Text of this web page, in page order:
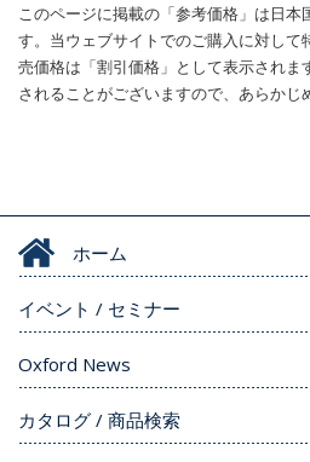
このページに掲載の「参考価格」は日
す。当ウェブサイトでのご購入に対して
売価格は「割引価格」として表示されま
されることがございますので、あらかじ
ホーム
イベント / セミナー
Oxford News
カタログ / 商品検索